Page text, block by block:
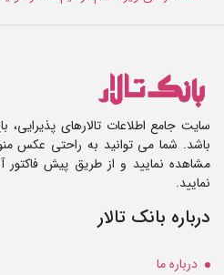
سایت جامع اطلاعات تالارهای پذیرایی،
باشد. شما می توانید به راحتی عکس
مشاهده نمایید و از طریق پیش فاکتور
نمایید.
درباره بانک تالار
درباره ما